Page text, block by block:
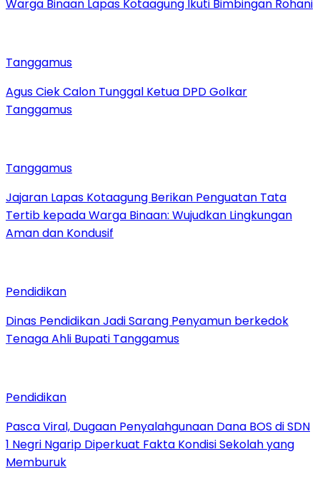
Warga Binaan Lapas Kotaagung Ikuti Bimbingan Rohani
Tanggamus
Agus Ciek Calon Tunggal Ketua DPD Golkar
Tanggamus
Tanggamus
Jajaran Lapas Kotaagung Berikan Penguatan Tata
Tertib kepada Warga Binaan: Wujudkan Lingkungan
Aman dan Kondusif
Pendidikan
Dinas Pendidikan Jadi Sarang Penyamun berkedok
Tenaga Ahli Bupati Tanggamus
Pendidikan
Pasca Viral, Dugaan Penyalahgunaan Dana BOS di SDN
1 Negri Ngarip Diperkuat Fakta Kondisi Sekolah yang
Memburuk